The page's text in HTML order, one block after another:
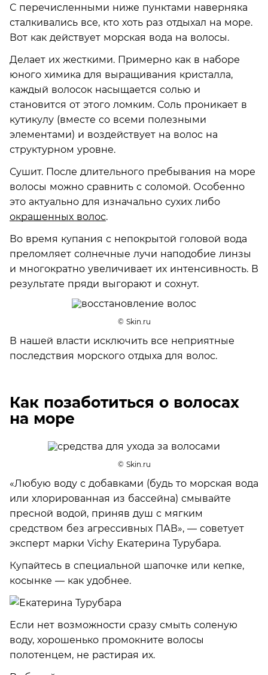
С перечисленными ниже пунктами наверняка
сталкивались все, кто хоть раз отдыхал на море.
Вот как действует морская вода на волосы.
Делает их жесткими. Примерно как в наборе
юного химика для выращивания кристалла,
каждый волосок насыщается солью и
становится от этого ломким. Соль проникает в
кутикулу (вместе со всеми полезными
элементами) и воздействует на волос на
структурном уровне.
Сушит. После длительного пребывания на море
волосы можно сравнить с соломой. Особенно
это актуально для изначально сухих либо
окрашенных волос.
Во время купания с непокрытой головой вода
преломляет солнечные лучи наподобие линзы
и многократно увеличивает их интенсивность. В
результате пряди выгорают и сохнут.
© Skin.ru
В нашей власти исключить все неприятные
последствия морского отдыха для волос.
Как позаботиться о волосах
на море
© Skin.ru
«Любую воду с добавками (будь то морская вода
или хлорированная из бассейна) смывайте
пресной водой, приняв душ с мягким
средством без агрессивных ПАВ», — советует
эксперт марки Vichy Екатерина Турубара.
Купайтесь в специальной шапочке или кепке,
косынке — как удобнее.
Если нет возможности сразу смыть соленую
воду, хорошенько промокните волосы
полотенцем, не растирая их.